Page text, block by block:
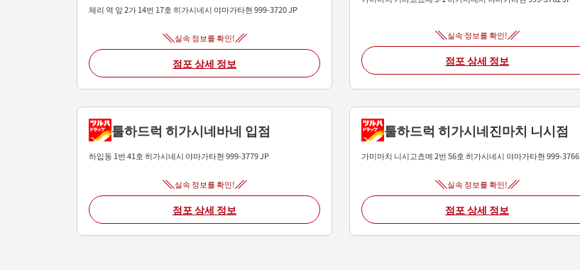
체리 역 앞 2가 14번 17호히가시네시 야마가타현999-3720JP
실속 정보를 확인!
점포 상세 정보
실속 정보를 확인!
점포 상세 정보
툴하드럭 히가시네바네 입점
하입동 1번 41호히가시네시 야마가타현999-3779JP
실속 정보를 확인!
점포 상세 정보
툴하드럭 히가시네진마치 니시점
가미마치 니시고쵸메 2번 56호히가시네시 야마가타현999-3766
실속 정보를 확인!
점포 상세 정보